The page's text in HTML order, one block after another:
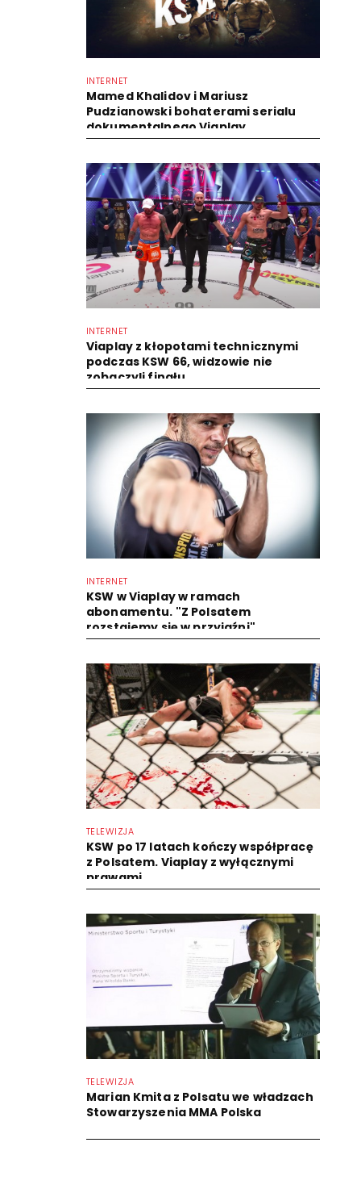
INTERNET
Mamed Khalidov i Mariusz
Pudzianowski bohaterami serialu
dokumentalnego Viaplay
INTERNET
Viaplay z kłopotami technicznymi
podczas KSW 66, widzowie nie
zobaczyli finału...
INTERNET
KSW w Viaplay w ramach
abonamentu. "Z Polsatem
rozstajemy się w przyjaźni"
TELEWIZJA
KSW po 17 latach kończy współpracę
z Polsatem. Viaplay z wyłącznymi
prawami
TELEWIZJA
Marian Kmita z Polsatu we władzach
Stowarzyszenia MMA Polska